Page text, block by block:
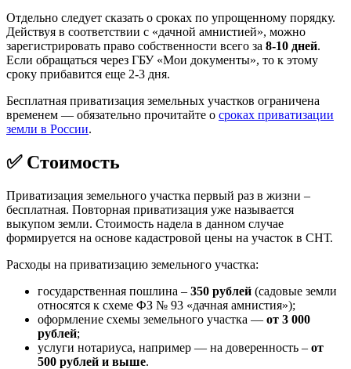
Отдельно следует сказать о сроках по упрощенному порядку.
Действуя в соответствии с «дачной амнистией», можно
зарегистрировать право собственности всего за 8-10 дней.
Если обращаться через ГБУ «Мои документы», то к этому
сроку прибавится еще 2-3 дня.
Бесплатная приватизация земельных участков ограничена
временем — обязательно прочитайте о сроках приватизации
земли в России.
✅ Стоимость
Приватизация земельного участка первый раз в жизни –
бесплатная. Повторная приватизация уже называется
выкупом земли. Стоимость надела в данном случае
формируется на основе кадастровой цены на участок в СНТ.
Расходы на приватизацию земельного участка:
государственная пошлина – 350 рублей (садовые земли
относятся к схеме ФЗ № 93 «дачная амнистия»);
оформление схемы земельного участка — от 3 000
рублей;
услуги нотариуса, например — на доверенность – от
500 рублей и выше.